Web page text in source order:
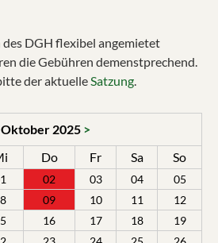
DGH flexibel angemietet
die Gebühren demenstprechend.
der aktuelleSatzung.
Oktober 2025 >
Do Fr Sa So
02 03 04
05
09 10 11
12
16 17 18
19